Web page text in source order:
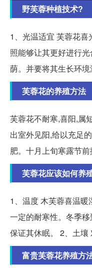
野芙蓉种植技术?
1、光温适宜 芙蓉花
照能够让其更好进行
荫。并要将其生长环
芙蓉花的养殖方法
芙蓉花不耐寒,喜阳,属
出室外见阳,给以充足
肥。十月上旬寒露节前
芙蓉花应该如何养
1、温度 木芙蓉喜温
一定的耐寒性。冬季
保证其休眠。 2、土壤
富贵芙蓉花养殖方